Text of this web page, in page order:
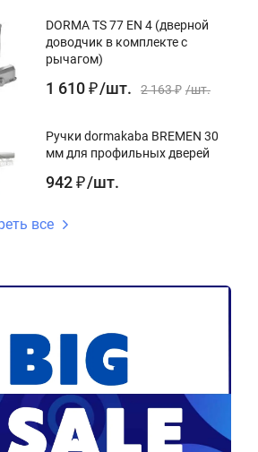
DORMA TS 77 EN 4 (дверной
доводчик в комплекте с
рычагом)
1 610 ₽ /шт. 2 163 ₽ /шт.
Ручки dormakaba BREMEN 30
мм для профильных дверей
942 ₽ /шт.
все